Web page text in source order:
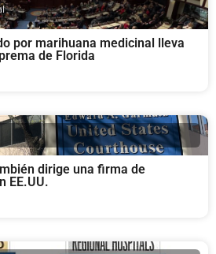
por marihuana medicinal lleva
de Florida
dirige una firma de
EE.UU.